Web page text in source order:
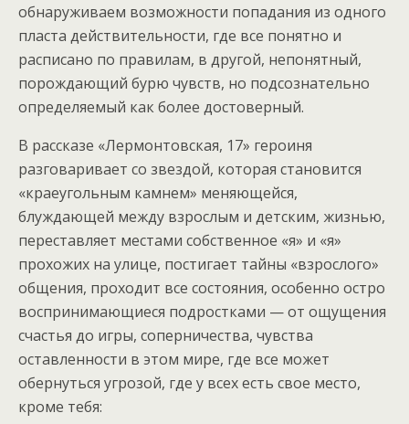
обнаруживаем возможности попадания из одного
пласта действительности, где все понятно и
расписано по правилам, в другой, непонятный,
порождающий бурю чувств, но подсознательно
определяемый как более достоверный.
В рассказе «Лермонтовская, 17» героиня
разговаривает со звездой, которая становится
«краеугольным камнем» меняющейся,
блуждающей между взрослым и детским, жизнью,
переставляет местами собственное «я» и «я»
прохожих на улице, постигает тайны «взрослого»
общения, проходит все состояния, особенно остро
воспринимающиеся подростками — от ощущения
счастья до игры, соперничества, чувства
оставленности в этом мире, где все может
обернуться угрозой, где у всех есть свое место,
кроме тебя: